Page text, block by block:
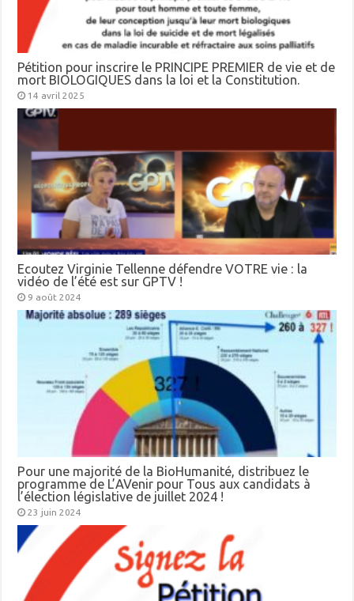
Pétition pour inscrire le PRINCIPE PREMIER de vie et de
mort BIOLOGIQUES dans la loi et la Constitution.
14 avril 2025
Ecoutez Virginie Tellenne défendre VOTRE vie : la
vidéo de l’été est sur GPTV !
9 août 2024
Pour une majorité de la BioHumanité, distribuez le
programme de L’AVenir pour Tous aux candidats à
l’élection législative de juillet 2024 !
23 juin 2024